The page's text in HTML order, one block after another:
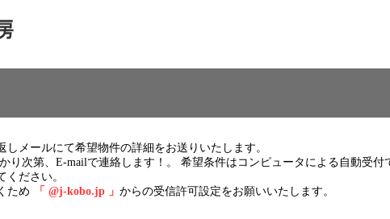
メールにて希望物件の詳細をお送りいたします。
り次第、E-mailで連絡します！。 希望条件はコンピュータによる自動受
ださい。
ため
「 @j-kobo.jp 」 からの受信許可設定をお願いいたします。